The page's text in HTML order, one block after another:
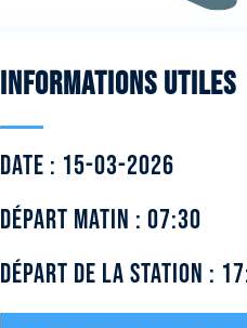
Informations utiles
Date : 15-03-2026
Départ matin : 07:30
Départ de la station :